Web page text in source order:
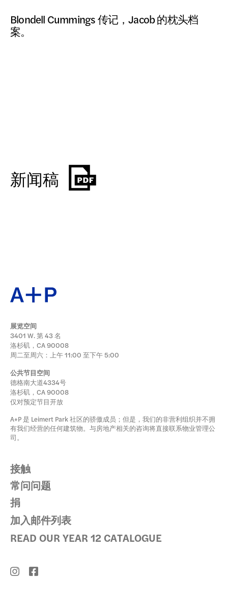
Blondell Cummings 传记，Jacob 的枕头档
案。
新闻稿
展览空间
3401 W. 第 43 名
洛杉矶，CA 90008
周二至周六：上午 11:00 至下午 5:00
公共节目空间
德格南大道4334号
洛杉矶，CA 90008
仅对预定节目开放
A+P 是 Leimert Park 社区的骄傲成员；但是，我们的非营利组织并不拥
有我们经营的任何建筑物。与房地产相关的咨询将直接联系物业管理公
司。
接触
常问问题
捐
加入邮件列表
READ OUR YEAR 12 CATALOGUE